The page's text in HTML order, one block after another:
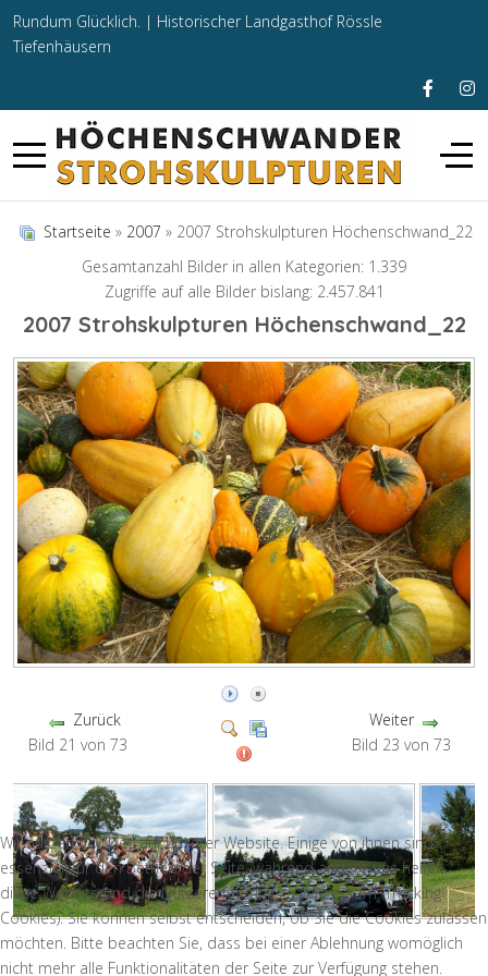
Rundum Glücklich. | Historischer Landgasthof Rössle
Tiefenhäusern
Startseite » 2007 » 2007 Strohskulpturen Höchenschwand_22
Gesamtanzahl Bilder in allen Kategorien: 1.339
Zugriffe auf alle Bilder bislang: 2.457.841
2007 Strohskulpturen Höchenschwand_22
Zurück
Bild 21 von 73
Weiter
Bild 23 von 73
Wir nutzen Cookies auf unserer Website. Einige von ihnen sind
essenziell für den Betrieb der Seite, während andere uns helfen,
diese Website und die Nutzererfahrung zu verbessern (Tracking
Cookies). Sie können selbst entscheiden, ob Sie die Cookies zulassen
möchten. Bitte beachten Sie, dass bei einer Ablehnung womöglich
nicht mehr alle Funktionalitäten der Seite zur Verfügung stehen.